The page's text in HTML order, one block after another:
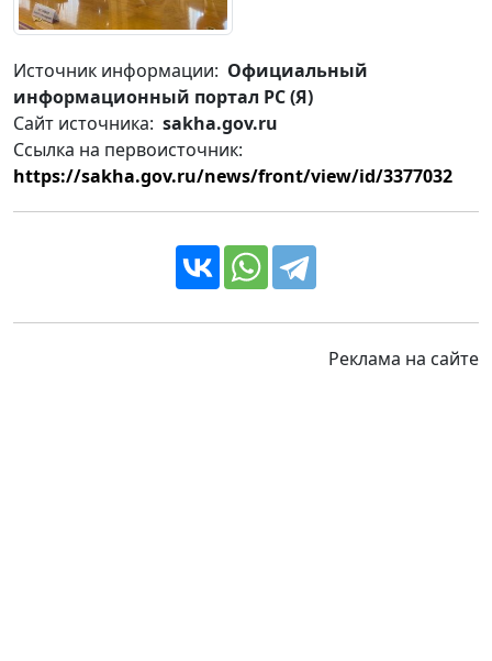
Источник информации: Официальный
информационный портал РС (Я)
Сайт источника: sakha.gov.ru
Ссылка на первоисточник:
https://sakha.gov.ru/news/front/view/id/3377032
Реклама на сайте